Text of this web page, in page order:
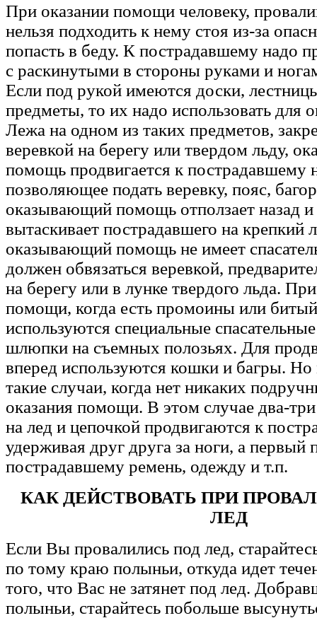
При оказании помощи человеку,
нельзя подходить к нему стоя из-за
попасть в беду. К пострадавшему надо
с раскинутыми в стороны руками и
Если под рукой имеются доски,
предметы, то их надо использовать для
Лежа на одном из таких предметов,
веревкой на берегу или твердом льду,
помощь продвигается к пострадавшему
позволяющее подать веревку, пояс,
оказывающий помощь отползает назад и
вытаскивает пострадавшего на крепкий
оказывающий помощь не имеет
должен обвязаться веревкой,
на берегу или в лунке твердого льда.
помощи, когда есть промоины или
используются специальные
шлюпки на съемных полозьях. Для
вперед используются кошки и багры.
такие случаи, когда нет никаких
оказания помощи. В этом случае два-
на лед и цепочкой продвигаются к
удерживая друг друга за ноги, а первый
пострадавшему ремень, одежду и т.п.
КАК ДЕЙСТВОВАТЬ ПРИ
ЛЕД
Если Вы провалились под лед,
по тому краю полыньи, откуда идет
того, что Вас не затянет под лед.
полыньи, старайтесь побольше